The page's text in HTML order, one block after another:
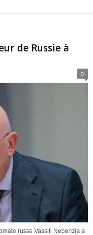
de Russie à
0
russe Vassili Nebenzia a